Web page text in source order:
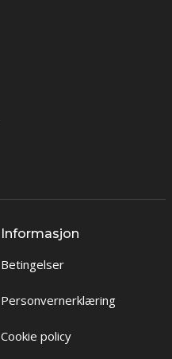
Informasjon
Betingelser
Personvernerklæring
Cookie policy